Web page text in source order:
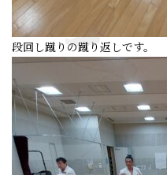
段回し蹴りの蹴り返しです。